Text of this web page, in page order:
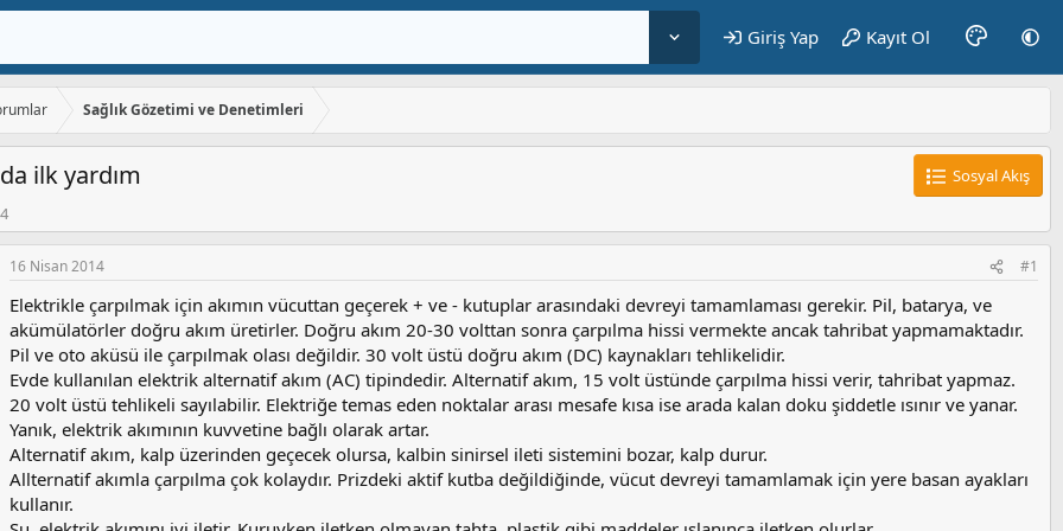
Giriş Yap Kayıt Ol
Sağlık Gözetimi ve Denetimleri
ilk yardım
Sosyal Akış
16 Nisan 2014 #1
Elektrikle çarpılmak için akımın vücuttan geçerek + ve - kutuplar arasındaki devreyi tamamlaması gerekir. Pil, batarya, ve
akümülatörler doğru akım üretirler. Doğru akım 20-30 volttan sonra çarpılma hissi vermekte ancak tahribat yapmamaktadır.
Pil ve oto aküsü ile çarpılmak olası değildir. 30 volt üstü doğru akım (DC) kaynakları tehlikelidir.
Evde kullanılan elektrik alternatif akım (AC) tipindedir. Alternatif akım, 15 volt üstünde çarpılma hissi verir, tahribat yapmaz.
20 volt üstü tehlikeli sayılabilir. Elektriğe temas eden noktalar arası mesafe kısa ise arada kalan doku şiddetle ısınır ve yanar.
Yanık, elektrik akımının kuvvetine bağlı olarak artar.
Alternatif akım, kalp üzerinden geçecek olursa, kalbin sinirsel ileti sistemini bozar, kalp durur.
Allternatif akımla çarpılma çok kolaydır. Prizdeki aktif kutba değildiğinde, vücut devreyi tamamlamak için yere basan ayakları
kullanır.